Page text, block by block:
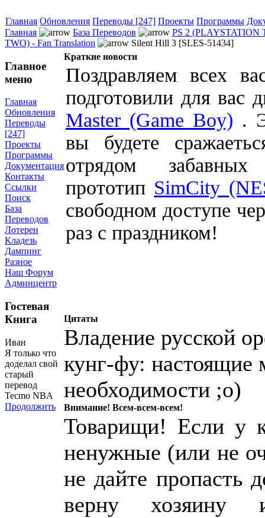
Главная Обновления Переводы [247] Проекты Программы
Главная
База Переводов
PS 2 (PLAYSTATION
TWO) - Fan Translation
Silent Hill 3 [SLES-51434]
Главное
меню
Главная
Обновления
Переводы
[247]
Проекты
Программы
Документация
Контакты
Ссылки
Поиск
База
Переводов
Лотереи
Кладезь
Дампинг
Разное
Наш Форум
Админцентр
Гостевая
Книга
Иван
Я только что
доделал свой
старый
перевод
Tecmo NBA
Продолжить
Краткие новости
Поздравляем всех
подготовили для вас
Master (Game Boy) .
вы будете
отрядом
прототип SimCity
свободном доступе
раз с праздником!
Цитаты
Владение русской
кунг-фу: настоящие
необходимости ;о)
Внимание! Всем-всем-всем!
Товарищи! Если у
ненужные (или не
не дайте пропасть
верну хозяину